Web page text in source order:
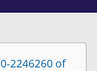
2246260 of